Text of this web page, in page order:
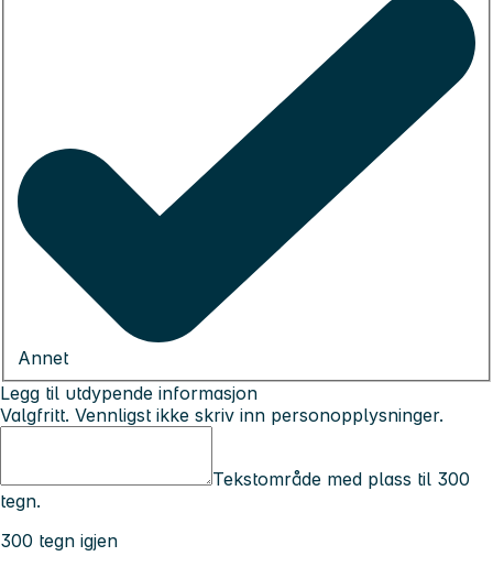
Annet
Legg til utdypende informasjon
Valgfritt. Vennligst ikke skriv inn personopplysninger.
Tekstområde med plass til 300
tegn.
300 tegn igjen